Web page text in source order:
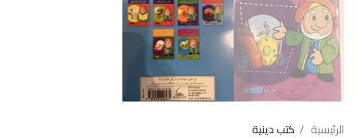
الرئيسية كتب دينية